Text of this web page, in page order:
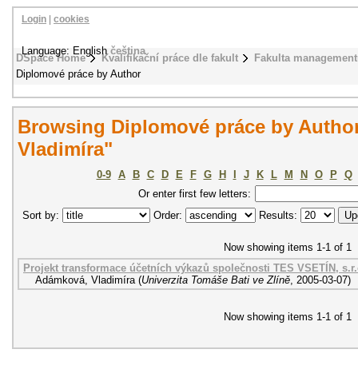
DSpace Home Kvalifikační práce dle fakult
Fakulta
Diplomové práce by Author
Login cookies
Language: Englishčeština
Browsing Diplomové práce by
Vladimíra"
0-9 A B C D E F G H J K L M N O P
Q
Or enter first few letters:
Sort by:
Order: Results:
Now showing items 1-1 of 1
Projekt transformace účetních výkazů společnosti TES VSETÍN,
Adámková, Vladimíra (Univerzita Tomáše Bati ve Zlíně, 2005-03-07)
Now showing items 1-1 of 1